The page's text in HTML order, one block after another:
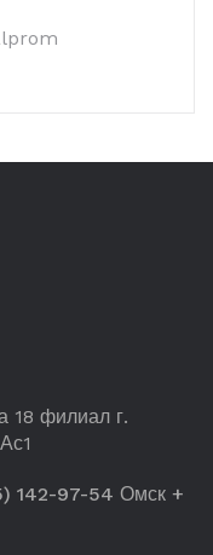
18 филиал г.
142-97-54 Омск +